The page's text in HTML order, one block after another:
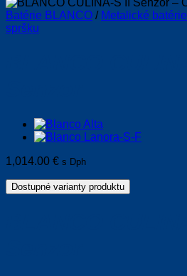
Batérie BLANCO / Metalické batérie
spršku
1,014.00 € s Dph
Dostupné varianty produktu